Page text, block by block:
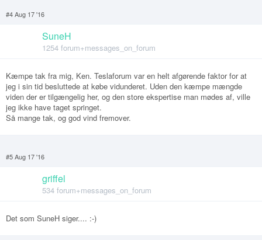
#4 Aug 17 '16
SuneH
1254 forum+messages_on_forum
Kæmpe tak fra mig, Ken. Teslaforum var en helt afgørende faktor for at
jeg i sin tid besluttede at købe vidunderet. Uden den kæmpe mængde
viden der er tilgængelig her, og den store ekspertise man mødes af, ville
jeg ikke have taget springet.
Så mange tak, og god vind fremover.
#5 Aug 17 '16
griffel
534 forum+messages_on_forum
Det som SuneH siger.... :-)